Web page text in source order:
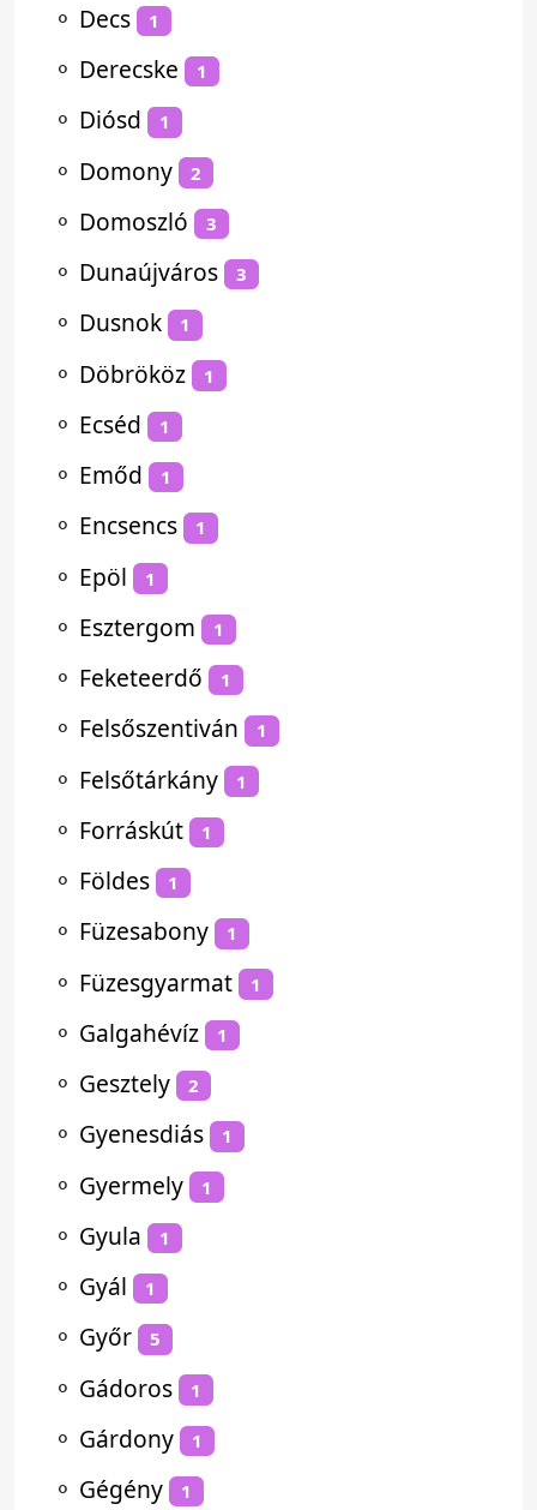
⚬ Decs 1
⚬ Derecske 1
⚬ Diósd 1
⚬ Domony 2
⚬ Domoszló 3
⚬ Dunaújváros 3
⚬ Dusnok 1
⚬ Döbrököz 1
⚬ Ecséd 1
⚬ Emőd 1
⚬ Encsencs 1
⚬ Epöl 1
⚬ Esztergom 1
⚬ Feketeerdő 1
⚬ Felsőszentiván 1
⚬ Felsőtárkány 1
⚬ Forráskút 1
⚬ Földes 1
⚬ Füzesabony 1
⚬ Füzesgyarmat 1
⚬ Galgahévíz 1
⚬ Gesztely 2
⚬ Gyenesdiás 1
⚬ Gyermely 1
⚬ Gyula 1
⚬ Gyál 1
⚬ Győr 5
⚬ Gádoros 1
⚬ Gárdony 1
⚬ Gégény 1